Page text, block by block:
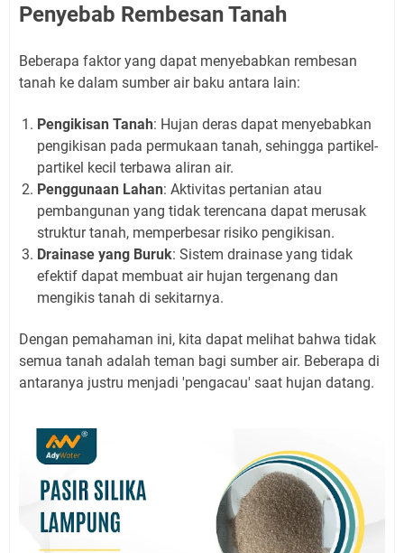
Penyebab Rembesan Tanah
Beberapa faktor yang dapat menyebabkan rembesan
tanah ke dalam sumber air baku antara lain:
Pengikisan Tanah: Hujan deras dapat menyebabkan
pengikisan pada permukaan tanah, sehingga partikel-
partikel kecil terbawa aliran air.
Penggunaan Lahan: Aktivitas pertanian atau
pembangunan yang tidak terencana dapat merusak
struktur tanah, memperbesar risiko pengikisan.
Drainase yang Buruk: Sistem drainase yang tidak
efektif dapat membuat air hujan tergenang dan
mengikis tanah di sekitarnya.
Dengan pemahaman ini, kita dapat melihat bahwa tidak
semua tanah adalah teman bagi sumber air. Beberapa di
antaranya justru menjadi 'pengacau' saat hujan datang.